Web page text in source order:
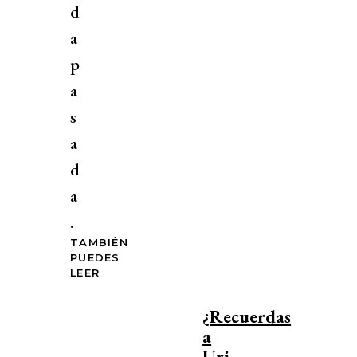
d
a
p
a
s
a
d
a
.
TAMBIÉN
PUEDES
LEER
¿Recuerdas
a